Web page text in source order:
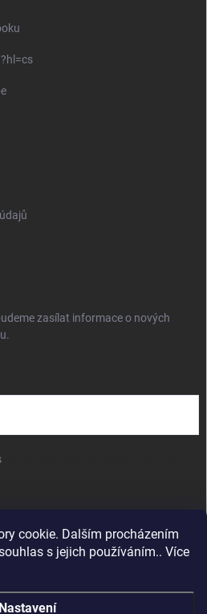
cookie. Dalším procházením
s jejich používáním.. Více
Nastavení
zasílat informace o nových